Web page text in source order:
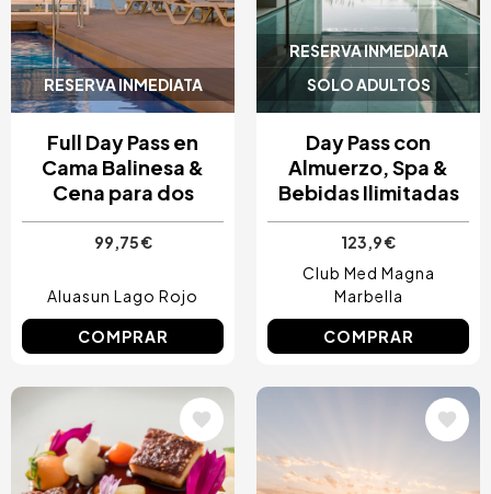
RESERVA INMEDIATA
Full Day Pass en
Cama Balinesa &
Cena para dos
99,75 €
Aluasun Lago Rojo
COMPRAR
RESERVA INMEDIATA
SOLO ADULTOS
Day Pass con
Almuerzo, Spa &
Bebidas Ilimitadas
123,9 €
Club Med Magna
Marbella
COMPRAR
Image